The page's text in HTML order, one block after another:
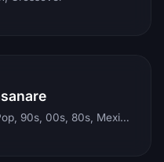
Electronic, Rock, Pop, 90s, 00s, 80s, Mexican, Ranchera, Reggaeton, Instrumental, Salsa, Merengue, Tropical, Romantic, Vallenato, Llanera